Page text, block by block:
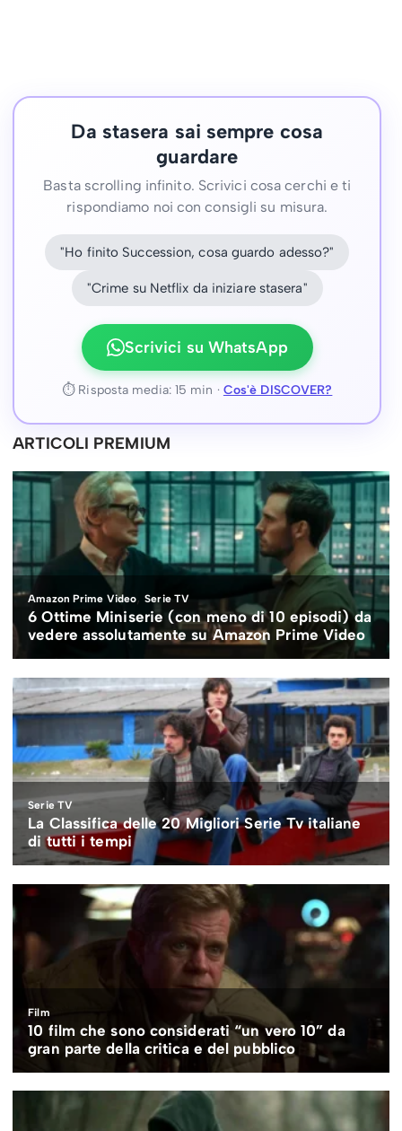
Da stasera sai sempre cosa
guardare
Basta scrolling infinito. Scrivici cosa cerchi e ti
rispondiamo noi con consigli su misura.
"Ho finito Succession, cosa guardo adesso?"
"Crime su Netflix da iniziare stasera"
Scrivici su WhatsApp
⏱ Risposta media: 15 min · Cos'è DISCOVER?
ARTICOLI PREMIUM